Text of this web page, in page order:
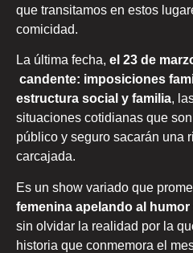
que transitamos en estos
comicidad.
La última fecha, el 23 de
candente: imposiciones
estructura social y familia,
situaciones cotidianas que
público y seguro sacarán una
carcajada.
Es un show variado que
femenina apelando al
sin olvidar la realidad por la
historia que conmemora el